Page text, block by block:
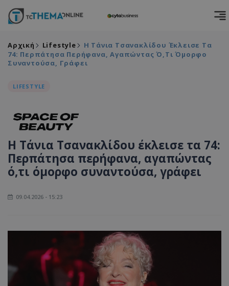
Αρχική Lifestyle
Η Τάνια Τσανακλίδου Έκλεισε Τα
74: Περπάτησα Περήφανα, Αγαπώντας Ό,τι Όμορφο
Συναντούσα, Γράφει
LIFESTYLE
Η Τάνια Τσανακλίδου έκλεισε τα 74:
Περπάτησα περήφανα, αγαπώντας
ό,τι όμορφο συναντούσα, γράφει
09.04.2026 - 15:23